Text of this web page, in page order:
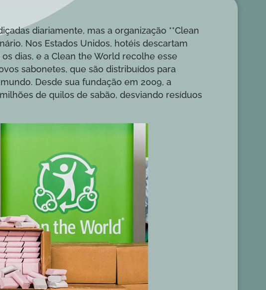
diariamente, mas a organização **Clean
Nos Estados Unidos, hotéis descartam
dias, e a Clean the World recolhe esse
sabonetes, que são distribuídos para
Desde sua fundação em 2009, a
de quilos de sabão, desviando resíduos